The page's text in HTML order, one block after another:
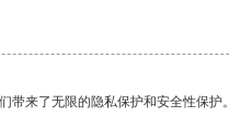
带来了无限的隐私保护和安全性保护。